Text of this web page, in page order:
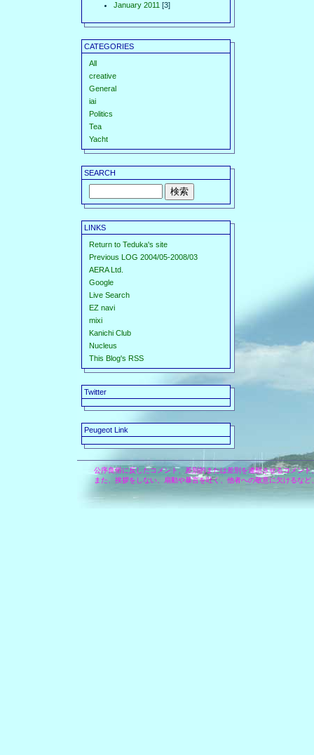
January 2011 [3]
CATEGORIES
All
creative
General
iai
Politics
Tea
Yacht
SEARCH
LINKS
Return to Teduka's site
Previous LOG 2004/05-2008/03
AERA Ltd.
Google
Live Search
EZ navi
mixi
Kanichi Club
Nucleus
This Blog's RSS
Twitter
Peugeot Link
公序良俗に反したコメント、差別的または差別を連想させるコメン
また、挨拶をしない、扇動や暴言を吐く、他者への敬意に欠けるな